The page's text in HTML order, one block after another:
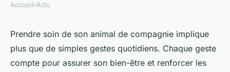
Bien s'occuper de son animal
de compagnie : les secrets
Accueil›Actu
Prendre soin de son animal de compagnie implique
plus que de simples gestes quotidiens. Chaque geste
compte pour assurer son bien-être et renforcer les